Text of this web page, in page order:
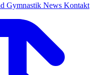
Gymnastik News Kontakt